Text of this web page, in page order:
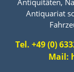
Antiquariat
Tel. +49 (0)
Mail: